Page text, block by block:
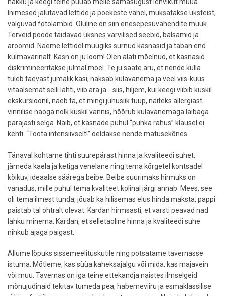
Inimesed jalutavad lettide ja poekeste vahel, müksatakse üksteist,
välguvad fotolambid. Oluline on siin enesepesuvahendite müük.
Terveid poode täidavad üksnes värvilised seebid, balsamid ja
aroomid. Näeme lettidel müügiks surnud käsnasid ja taban end
külmavärinalt. Käsn on ju loom! Olen alati mõelnud, et käsnasid
diskrimineeritakse julmal moel. Te ju saate aru, et nende külla
tuleb taevast jumalik käsi, naksab külavanema ja veel viis-kuus
vitaalsemat selli lahti, viib ära ja... siis, hiljem, kui keegi viibib kuskil
ekskursioonil, näeb ta, et mingi juhuslik tüüp, näiteks allergiast
vinnilise näoga nolk kuskil vannis, hõõrub külavanemaga laibaga
parajasti selga. Näib, et käsnade puhul “puhka rahus” klausel ei
kehti. “Tööta intensiivselt!” öeldakse nende matusekõnes.
Tänaval kohtame tihti suurepärast hinna ja kvaliteedi suhet:
jämeda kaela ja ketiga venelane ning tema kõrgetel kontsadel
kõikuv, ideaalse säärega beibe. Beibe suurimaks hirmuks on
vanadus, mille puhul tema kvaliteet kolinal järgi annab. Mees, see
oli tema ilmest tunda, jõuab ka hilisemas elus hinda maksta, pappi
paistab tal ohtralt olevat. Kardan hirmsasti, et varsti peavad nad
lahku minema. Kardan, et selletaoline hinna ja kvaliteedi suhe
nihkub ajaga paigast.
Allume lõpuks sissemeelituskutile ning potsatame tavernasse
istuma. Mõtleme, kas süüa kaheksajalgu või mida, kas majavein
või muu. Tavernas on iga teine ettekandja naistes ilmselgeid
mõnujudinaid tekitav tumeda pea, habemeviiru ja esmaklassilise